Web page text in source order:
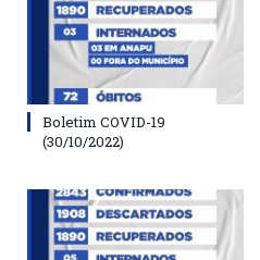
Boletim COVID-19
(30/10/2022)